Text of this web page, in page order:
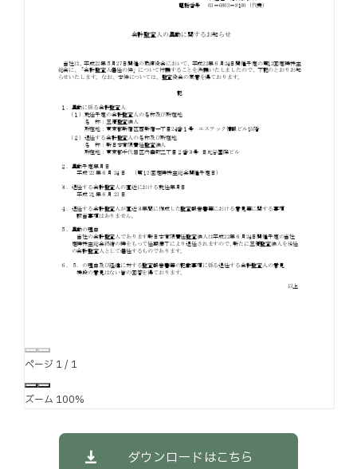
採用情報
お問い合わせ
サイトマップ勧誘方針IRポリシー
ページ 1/ 1
ズーム 100%
ダウンロードはこちら